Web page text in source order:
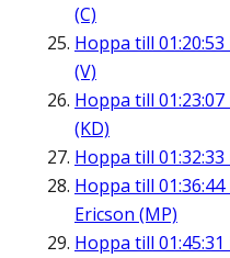
(C)
Hoppa till 01:20:53
(V)
Hoppa till 01:23:07
(KD)
Hoppa till 01:32:33
Hoppa till 01:36:44
Ericson (MP)
Hoppa till 01:45:31